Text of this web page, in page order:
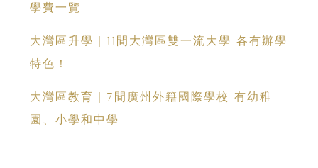
學費一覽
大灣區升學｜11間大灣區雙一流大學 各有辦學
特色！
大灣區教育｜7間廣州外籍國際學校 有幼稚
園、小學和中學